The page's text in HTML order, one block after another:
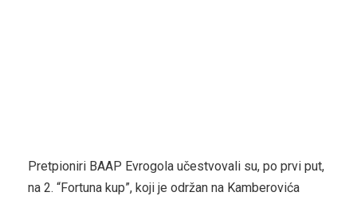
Pretpioniri BAAP Evrogola učestvovali su, po prvi put,
na 2. “Fortuna kup”, koji je održan na Kamberovića